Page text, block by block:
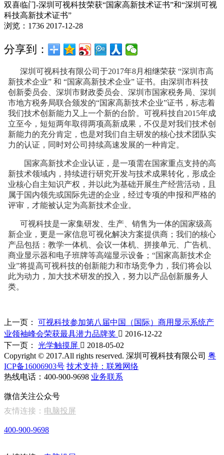
双喜临门-深圳可视科技荣获“国家高新技术证书”和“深圳可视
科技高新技术证书”
浏览：1736 2017-12-28
分享到：
深圳可视科技有限公司于2017年8月相继荣获 “深圳市高
新技术企业” 和 “国家高新技术企业” 证书。由深圳市科技
创新委员会、深圳市财政委员会、深圳市国家税务局、深圳
市地方税务局联合颁发的“国家高新技术企业”证书，标志着
我们技术创新能力又上一个新的台阶。可视科技自2015年成
立至今，短短两年取得两项高新成果，不仅是对我们技术创
新能力的充分肯定，也是对我们自主研发的核心技术团队实
力的认证，同时对公司持续高速发展的一种肯定。
国家高新技术企业认证，是一项需在国家重点支持的高
新技术领域内，持续进行研究开发与技术成果转化，形成企
业核心自主知识产权，并以此为基础开展生产经营活动，且
属于国内领先或国际先进的企业，经过专项的申报和严格的
评审，才能被认定为高新技术企业。
可视科技是一家集研发、生产、销售为一体的国家级高
新企业，更是一家信息可视化解决方案提供商；我们的核心
产品包括：教学一体机、会议一体机、拼接单元、广告机、
商业显示器和电子班牌等高端显示设备；“国家高新技术企
业”将提高可视科技的创新能力和市场竞争力，我们将会以
此为动力，加大技术研发的投入，努力以产品创新服务人
类。
上一页： 可视科技参加第八届中国（国际）商用显示系统产
业领袖峰会荣获最具潜力品牌奖  2016-12-22
下一页： 光学触摸屏  2018-05-02
Copyright © 2017.All rights reserved. 深圳可视科技有限公司 粤
ICP备16006903号 技术支持：联雅网络
热线电话：400-900-9698 业务联系
微信关注公众号
友情连接： 电脑投屏
400-900-9698